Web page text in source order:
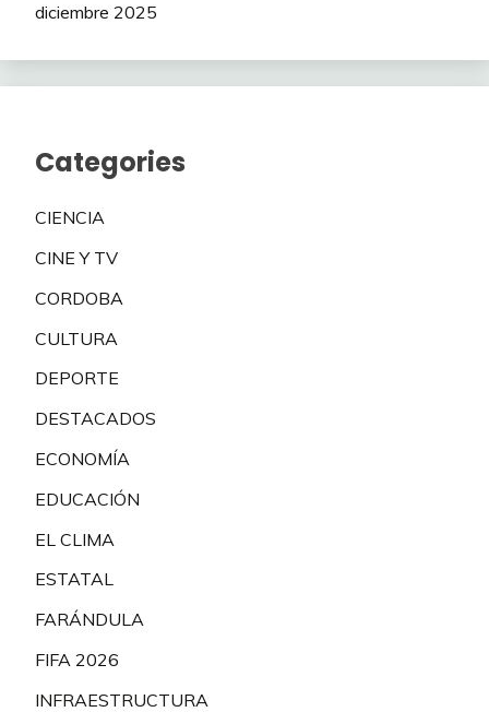
diciembre 2025
Categories
CIENCIA
CINE Y TV
CORDOBA
CULTURA
DEPORTE
DESTACADOS
ECONOMÍA
EDUCACIÓN
EL CLIMA
ESTATAL
FARÁNDULA
FIFA 2026
INFRAESTRUCTURA